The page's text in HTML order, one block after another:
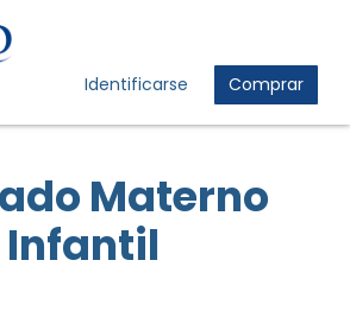
Identificarse Comprar
Materno
Infantil